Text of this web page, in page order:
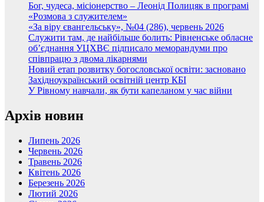
Бог, чудеса, місіонерство – Леонід Полицяк в програмі
«Розмова з служителем»
«За віру євангельську», №04 (286), червень 2026
Служити там, де найбільше болить: Рівненське обласне
об’єднання УЦХВЄ підписало меморандуми про
співпрацю з двома лікарнями
Новий етап розвитку богословської освіти: засновано
Західноукраїнський освітній центр КБІ
У Рівному навчали, як бути капеланом у час війни
Архів новин
Липень 2026
Червень 2026
Травень 2026
Квітень 2026
Березень 2026
Лютий 2026